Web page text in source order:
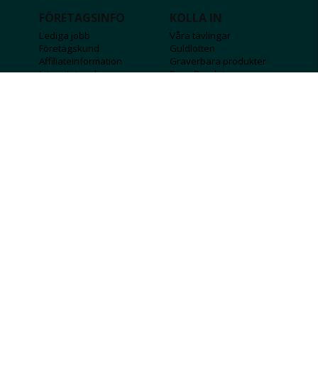
FÖRETAGSINFO
Lediga jobb
Företagskund
Affiliateinformation
Integritetspolicy
KOLLA IN
Våra tävlingar
Guldlotten
Graverbara produkter
Rosa Bandet